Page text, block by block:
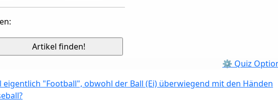
⚙ Quiz
"Football", obwohl der Ball (Ei) überwiegend mit den Händen